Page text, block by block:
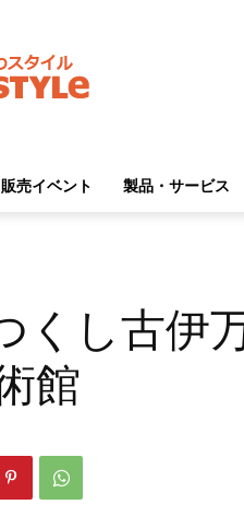
販売イベント 製品・サービス
くし古伊
館